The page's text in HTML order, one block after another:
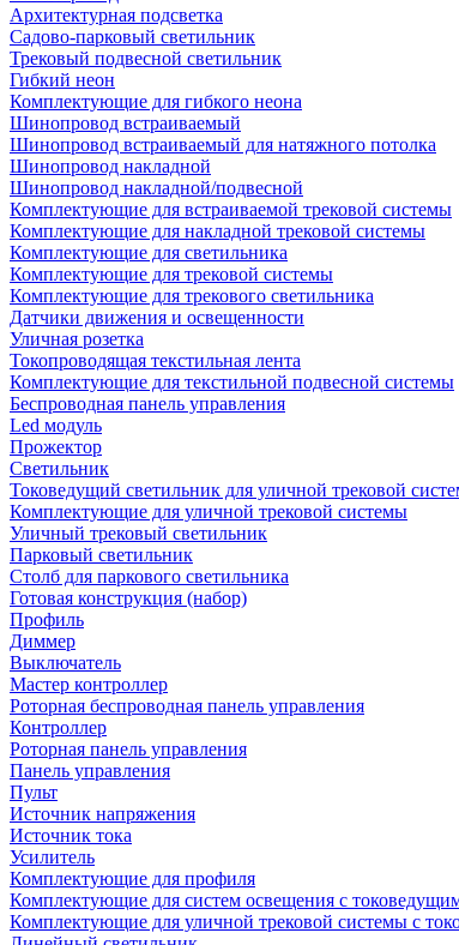
Архитектурная подсветка
Садово-парковый светильник
Трековый подвесной светильник
Гибкий неон
Комплектующие для гибкого неона
Шинопровод встраиваемый
Шинопровод встраиваемый для натяжного потолка
Шинопровод накладной
Шинопровод накладной/подвесной
Комплектующие для встраиваемой трековой системы
Комплектующие для накладной трековой системы
Комплектующие для светильника
Комплектующие для трековой системы
Комплектующие для трекового светильника
Датчики движения и освещенности
Уличная розетка
Токопроводящая текстильная лента
Комплектующие для текстильной подвесной системы
Беспроводная панель управления
Led модуль
Прожектор
Светильник
Токоведущий светильник для уличной трековой
Комплектующие для уличной трековой системы
Уличный трековый светильник
Парковый светильник
Столб для паркового светильника
Готовая конструкция (набор)
Профиль
Диммер
Выключатель
Мастер контроллер
Роторная беспроводная панель управления
Контроллер
Роторная панель управления
Панель управления
Пульт
Источник напряжения
Источник тока
Усилитель
Комплектующие для профиля
Комплектующие для систем освещения с
Комплектующие для уличной трековой системы с